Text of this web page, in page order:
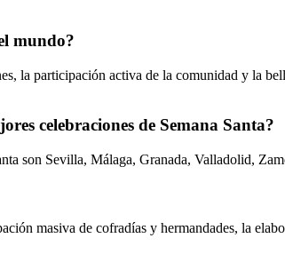
mundo?
la participación activa de la comunidad y la
celebraciones de Semana Santa?
son Sevilla, Málaga, Granada, Valladolid,
masiva de cofradías y hermandades, la